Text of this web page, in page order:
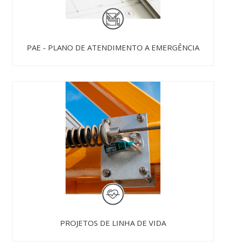
PAE - PLANO DE ATENDIMENTO A EMERGÊNCIA
PROJETOS DE LINHA DE VIDA